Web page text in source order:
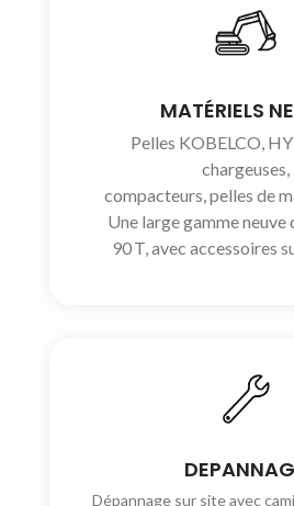
MATÉRIELS
Pelles KOBELCO,
chargeuses,
compacteurs, pelles de
Une large gamme neuve
90 T, avec accessoires
Dépannage sur site avec